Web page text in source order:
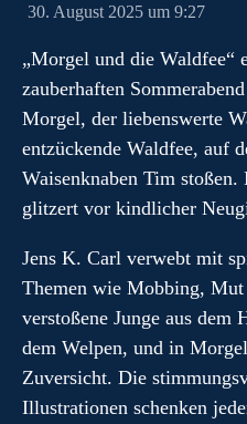
30. August 2025 um 9:27
„Morgel und die Waldfee“
zauberhaften
Morgel, der liebenswerte
entzückende Waldfee, auf
Waisenknaben Tim stoßen.
glitzert vor kindlicher
Jens K. Carl verwebt mit
Themen wie Mobbing,
verstoßene Junge aus dem
dem Welpen, und in
Zuversicht. Die
Illustrationen schenken